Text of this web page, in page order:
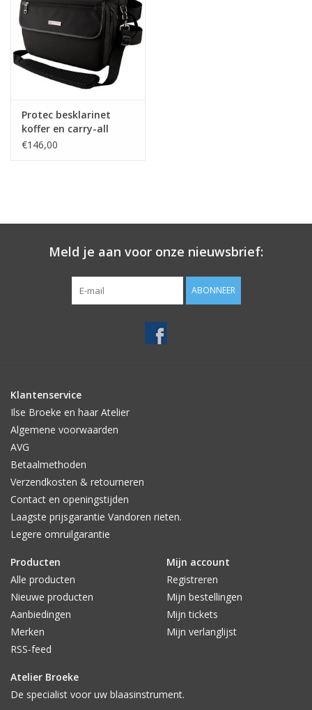
Protec besklarinet
koffer en carry-all
zwart
€146,00
Meld je aan voor onze nieuwsbrief:
ABONNEER
Klantenservice
Ilse Broeke en haar Atelier
Algemene voorwaarden
AVG
Betaalmethoden
Verzendkosten & retourneren
Contact en openingstijden
Laagste prijsgarantie Vandoren rieten.
Legere omruilgarantie
Producten
Alle producten
Nieuwe producten
Aanbiedingen
Merken
RSS-feed
Mijn account
Registreren
Mijn bestellingen
Mijn tickets
Mijn verlanglijst
Atelier Broeke
De specialist voor uw blaasinstrument.